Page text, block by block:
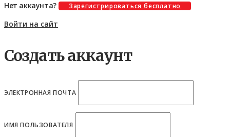
Нет аккаунта? Зарегистрироваться бесплатно
Войти на сайт
Создать аккаунт
ЭЛЕКТРОННАЯ ПОЧТА
ИМЯ ПОЛЬЗОВАТЕЛЯ